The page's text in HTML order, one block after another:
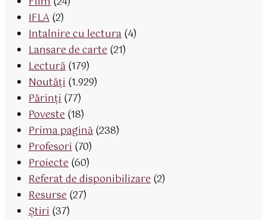
IFLA(2)
Intalnire cu lectura(4)
Lansare de carte(21)
Lectură(179)
Noutăți(1.929)
Părinţi(77)
Poveste(18)
Prima pagină(238)
Profesori(70)
Proiecte(60)
Referat de disponibilizare(2)
Resurse(27)
Știri(37)